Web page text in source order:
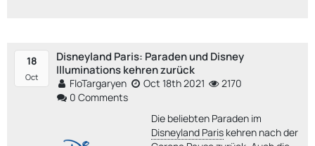
18
Oct
Disneyland Paris: Paraden und Disney
Illuminations kehren zurück
FloTargaryen Oct 18th 2021
2170
0 Comments
Die beliebten Paraden im
Disneyland Paris kehren nach der